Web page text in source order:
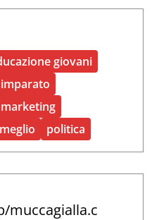
giovani
marketing
politica
muccagialla.c